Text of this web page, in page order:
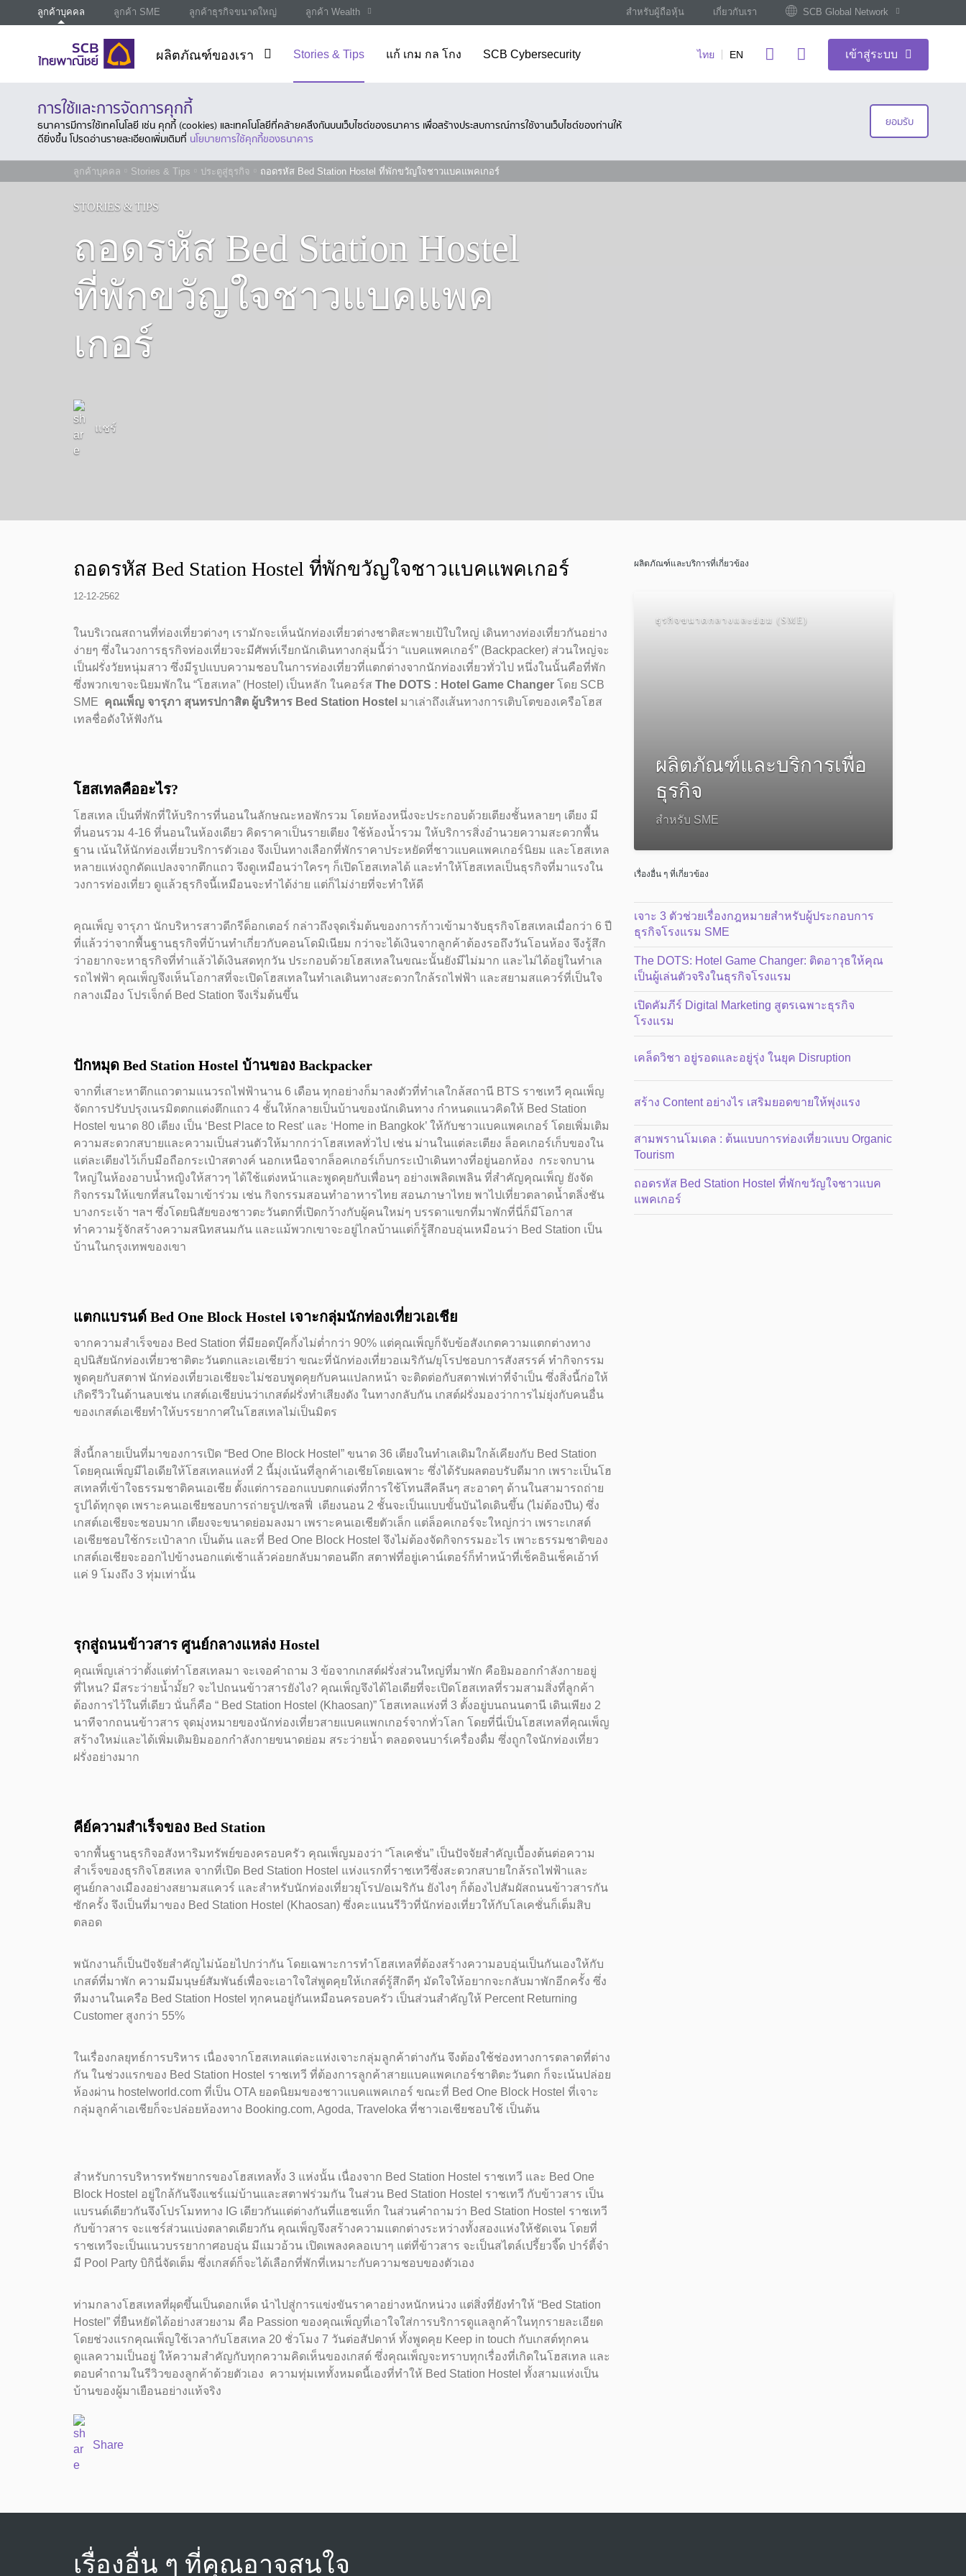
ลูกค้าบุคคล ลูกค้า SME ลูกค้าธุรกิจขนาดใหญ่ ลูกค้า Wealth สำหรับผู้ถือหุ้น เกี่ยวกับเรา SCB Global Network
ผลิตภัณฑ์ของเรา Stories & Tips แก้ เกม กล โกง SCB Cybersecurity ไทย EN เข้าสู่ระบบ
การใช้และการจัดการคุกกี้
ธนาคารมีการใช้เทคโนโลยี เช่น คุกกี้ (cookies) และเทคโนโลยีที่คล้ายคลึงกันบนเว็บไซต์ของธนาคาร เพื่อสร้างประสบการณ์การใช้งานเว็บไซต์ของท่านให้
ดียิ่งขึ้น โปรดอ่านรายละเอียดเพิ่มเติมที่ นโยบายการใช้คุกกี้ของธนาคาร
ยอมรับ
ลูกค้าบุคคล Stories & Tips ประตูสู่ธุรกิจ ถอดรหัส Bed Station Hostel ที่พักขวัญใจชาวแบคแพคเกอร์
STORIES & TIPS
ถอดรหัส Bed Station Hostel
ที่พักขวัญใจชาวแบคแพค
เกอร์
แชร์
ถอดรหัส Bed Station Hostel ที่พักขวัญใจชาวแบคแพคเกอร์
12-12-2562
ในบริเวณสถานที่ท่องเที่ยวต่างๆ เรามักจะเห็นนักท่องเที่ยวต่างชาติสะพายเป้ใบใหญ่ เดินทางท่องเที่ยวกันอย่าง
ง่ายๆ ซึ่งในวงการธุรกิจท่องเที่ยวจะมีศัพท์เรียกนักเดินทางกลุ่มนี้ว่า “แบคแพคเกอร์” (Backpacker) ส่วนใหญ่จะ
เป็นฝรั่งวัยหนุ่มสาว ซึ่งมีรูปแบบความชอบในการท่องเที่ยวที่แตกต่างจากนักท่องเที่ยวทั่วไป หนึ่งในนั้นคือที่พัก
ซึ่งพวกเขาจะนิยมพักใน “โฮสเทล” (Hostel) เป็นหลัก ในคอร์ส The DOTS : Hotel Game Changer โดย SCB
SME คุณเพ็ญ จารุภา สุนทรปกาสิต ผู้บริหาร Bed Station Hostel มาเล่าถึงเส้นทางการเติบโตของเครือโฮส
เทลชื่อดังให้ฟังกัน
โฮสเทลคืออะไร?
โฮสเทล เป็นที่พักที่ให้บริการที่นอนในลักษณะหอพักรวม โดยห้องหนึ่งจะประกอบด้วยเตียงชั้นหลายๆ เตียง มี
ที่นอนรวม 4-16 ที่นอนในห้องเดียว คิดราคาเป็นรายเตียง ใช้ห้องน้ำรวม ให้บริการสิ่งอำนวยความสะดวกพื้น
ฐาน เน้นให้นักท่องเที่ยวบริการตัวเอง จึงเป็นทางเลือกที่พักราคาประหยัดที่ชาวแบคแพคเกอร์นิยม และโฮสเทล
หลายแห่งถูกดัดแปลงจากตึกแถว จึงดูเหมือนว่าใครๆ ก็เปิดโฮสเทลได้ และทำให้โฮสเทลเป็นธุรกิจที่มาแรงใน
วงการท่องเที่ยว ดูแล้วธุรกิจนี้เหมือนจะทำได้ง่าย แต่ก็ไม่ง่ายที่จะทำให้ดี
คุณเพ็ญ จารุภา นักบริหารสาวดีกรีด็อกเตอร์ กล่าวถึงจุดเริ่มต้นของการก้าวเข้ามาจับธุรกิจโฮสเทลเมื่อกว่า 6 ปี
ที่แล้วว่าจากพื้นฐานธุรกิจที่บ้านทำเกี่ยวกับคอนโดมิเนียม กว่าจะได้เงินจากลูกค้าต้องรอถึงวันโอนห้อง จึงรู้สึก
ว่าอยากจะหาธุรกิจที่ทำแล้วได้เงินสดทุกวัน ประกอบด้วยโฮสเทลในขณะนั้นยังมีไม่มาก และไม่ได้อยู่ในทำเล
รถไฟฟ้า คุณเพ็ญจึงเห็นโอกาสที่จะเปิดโฮสเทลในทำเลเดินทางสะดวกใกล้รถไฟฟ้า และสยามสแควร์ที่เป็นใจ
กลางเมือง โปรเจ็กต์ Bed Station จึงเริ่มต้นขึ้น
ปักหมุด Bed Station Hostel บ้านของ Backpacker
จากที่เสาะหาตึกแถวตามแนวรถไฟฟ้านาน 6 เดือน ทุกอย่างก็มาลงตัวที่ทำเลใกล้สถานี BTS ราชเทวี คุณเพ็ญ
จัดการปรับปรุงเนรมิตตกแต่งตึกแถว 4 ชั้นให้กลายเป็นบ้านของนักเดินทาง กำหนดแนวคิดให้ Bed Station
Hostel ขนาด 80 เตียง เป็น ‘Best Place to Rest’ และ ‘Home in Bangkok’ ให้กับชาวแบคแพคเกอร์ โดยเพิ่มเติม
ความสะดวกสบายและความเป็นส่วนตัวให้มากกว่าโฮสเทลทั่วไป เช่น ม่านในแต่ละเตียง ล็อคเกอร์เก็บของใน
แต่ละเตียงไว้เก็บมือถือกระเป๋าสตางค์ นอกเหนือจากล็อคเกอร์เก็บกระเป๋าเดินทางที่อยู่นอกห้อง กระจกบาน
ใหญ่ในห้องอาบน้ำหญิงให้สาวๆ ได้ใช้แต่งหน้าและพูดคุยกับเพื่อนๆ อย่างเพลิดเพลิน ที่สำคัญคุณเพ็ญ ยังจัด
กิจกรรมให้แขกที่สนใจมาเข้าร่วม เช่น กิจกรรมสอนทำอาหารไทย สอนภาษาไทย พาไปเที่ยวตลาดน้ำตลิ่งชัน
บางกระเจ้า ฯลฯ ซึ่งโดยนิสัยของชาวตะวันตกที่เปิดกว้างกับผู้คนใหม่ๆ บรรดาแขกที่มาพักที่นี่ก็มีโอกาส
ทำความรู้จักสร้างความสนิทสนมกัน และแม้พวกเขาจะอยู่ไกลบ้านแต่ก็รู้สึกอบอุ่นเหมือนว่า Bed Station เป็น
บ้านในกรุงเทพของเขา
แตกแบรนด์ Bed One Block Hostel เจาะกลุ่มนักท่องเที่ยวเอเชีย
จากความสำเร็จของ Bed Station ที่มียอดบุ๊คกิ้งไม่ต่ำกว่า 90% แต่คุณเพ็ญก็จับข้อสังเกตความแตกต่างทาง
อุปนิสัยนักท่องเที่ยวชาติตะวันตกและเอเชียว่า ขณะที่นักท่องเที่ยวอเมริกัน/ยุโรปชอบการสังสรรค์ ทำกิจกรรม
พูดคุยกับสตาฟ นักท่องเที่ยวเอเชียจะไม่ชอบพูดคุยกับคนแปลกหน้า จะติดต่อกับสตาฟเท่าที่จำเป็น ซึ่งสิ่งนี้ก่อให้
เกิดรีวิวในด้านลบเช่น เกสต์เอเชียบ่นว่าเกสต์ฝรั่งทำเสียงดัง ในทางกลับกัน เกสต์ฝรั่งมองว่าการไม่ยุ่งกับคนอื่น
ของเกสต์เอเชียทำให้บรรยากาศในโฮสเทลไม่เป็นมิตร
สิ่งนี้กลายเป็นที่มาของการเปิด “Bed One Block Hostel” ขนาด 36 เตียงในทำเลเดิมใกล้เคียงกับ Bed Station
โดยคุณเพ็ญมีไอเดียให้โฮสเทลแห่งที่ 2 นี้มุ่งเน้นที่ลูกค้าเอเชียโดยเฉพาะ ซึ่งได้รับผลตอบรับดีมาก เพราะเป็นโฮ
สเทลที่เข้าใจธรรมชาติคนเอเชีย ตั้งแต่การออกแบบตกแต่งที่การใช้โทนสีคลีนๆ สะอาดๆ ด้านในสามารถถ่าย
รูปได้ทุกจุด เพราะคนเอเชียชอบการถ่ายรูป/เซลฟี่ เตียงนอน 2 ชั้นจะเป็นแบบขั้นบันไดเดินขึ้น (ไม่ต้องปีน) ซึ่ง
เกสต์เอเชียจะชอบมาก เตียงจะขนาดย่อมลงมา เพราะคนเอเชียตัวเล็ก แต่ล็อคเกอร์จะใหญ่กว่า เพราะเกสต์
เอเชียชอบใช้กระเป๋าลาก เป็นต้น และที่ Bed One Block Hostel จึงไม่ต้องจัดกิจกรรมอะไร เพาะธรรมชาติของ
เกสต์เอเชียจะออกไปข้างนอกแต่เช้าแล้วค่อยกลับมาตอนดึก สตาฟที่อยู่เคาน์เตอร์ก็ทำหน้าที่เช็คอินเช็คเอ้าท์
แค่ 9 โมงถึง 3 ทุ่มเท่านั้น
รุกสู่ถนนข้าวสาร ศูนย์กลางแหล่ง Hostel
คุณเพ็ญเล่าว่าตั้งแต่ทำโฮสเทลมา จะเจอคำถาม 3 ข้อจากเกสต์ฝรั่งส่วนใหญ่ที่มาพัก คือยิมออกกำลังกายอยู่
ที่ไหน? มีสระว่ายน้ำมั้ย? จะไปถนนข้าวสารยังไง? คุณเพ็ญจึงได้ไอเดียที่จะเปิดโฮสเทลที่รวมสามสิ่งที่ลูกค้า
ต้องการไว้ในที่เดียว นั่นก็คือ “ Bed Station Hostel (Khaosan)” โฮสเทลแห่งที่ 3 ตั้งอยู่บนถนนตานี เดินเพียง 2
นาทีจากถนนข้าวสาร จุดมุ่งหมายของนักท่องเที่ยวสายแบคแพกเกอร์จากทั่วโลก โดยที่นี่เป็นโฮสเทลที่คุณเพ็ญ
สร้างใหม่และได้เพิ่มเติมยิมออกกำลังกายขนาดย่อม สระว่ายน้ำ ตลอดจนบาร์เครื่องดื่ม ซึ่งถูกใจนักท่องเที่ยว
ฝรั่งอย่างมาก
คีย์ความสำเร็จของ Bed Station
จากพื้นฐานธุรกิจอสังหาริมทรัพย์ของครอบครัว คุณเพ็ญมองว่า “โลเคชั่น” เป็นปัจจัยสำคัญเบื้องต้นต่อความ
สำเร็จของธุรกิจโฮสเทล จากที่เปิด Bed Station Hostel แห่งแรกที่ราชเทวีซึ่งสะดวกสบายใกล้รถไฟฟ้าและ
ศูนย์กลางเมืองอย่างสยามสแควร์ และสำหรับนักท่องเที่ยวยุโรป/อเมริกัน ยังไงๆ ก็ต้องไปสัมผัสถนนข้าวสารกัน
ซักครั้ง จึงเป็นที่มาของ Bed Station Hostel (Khaosan) ซึ่งคะแนนรีวิวที่นักท่องเที่ยวให้กับโลเคชั่นก็เต็มสิบ
ตลอด
พนักงานก็เป็นปัจจัยสำคัญไม่น้อยไปกว่ากัน โดยเฉพาะการทำโฮสเทลที่ต้องสร้างความอบอุ่นเป็นกันเองให้กับ
เกสต์ที่มาพัก ความมีมนุษย์สัมพันธ์เพื่อจะเอาใจใส่พูดคุยให้เกสต์รู้สึกดีๆ มัดใจให้อยากจะกลับมาพักอีกครั้ง ซึ่ง
ทีมงานในเครือ Bed Station Hostel ทุกคนอยู่กันเหมือนครอบครัว เป็นส่วนสำคัญให้ Percent Returning
Customer สูงกว่า 55%
ในเรื่องกลยุทธ์การบริหาร เนื่องจากโฮสเทลแต่ละแห่งเจาะกลุ่มลูกค้าต่างกัน จึงต้องใช้ช่องทางการตลาดที่ต่าง
กัน ในช่วงแรกของ Bed Station Hostel ราชเทวี ที่ต้องการลูกค้าสายแบคแพคเกอร์ชาติตะวันตก ก็จะเน้นปล่อย
ห้องผ่าน hostelworld.com ที่เป็น OTA ยอดนิยมของชาวแบคแพคเกอร์ ขณะที่ Bed One Block Hostel ที่เจาะ
กลุ่มลูกค้าเอเชียก็จะปล่อยห้องทาง Booking.com, Agoda, Traveloka ที่ชาวเอเชียชอบใช้ เป็นต้น
สำหรับการบริหารทรัพยากรของโฮสเทลทั้ง 3 แห่งนั้น เนื่องจาก Bed Station Hostel ราชเทวี และ Bed One
Block Hostel อยู่ใกล้กันจึงแชร์แม่บ้านและสตาฟร่วมกัน ในส่วน Bed Station Hostel ราชเทวี กับข้าวสาร เป็น
แบรนด์เดียวกันจึงโปรโมททาง IG เดียวกันแต่ต่างกันที่แฮชแท็ก ในส่วนคำถามว่า Bed Station Hostel ราชเทวี
กับข้าวสาร จะแชร์ส่วนแบ่งตลาดเดียวกัน คุณเพ็ญจึงสร้างความแตกต่างระหว่างทั้งสองแห่งให้ชัดเจน โดยที่
ราชเทวีจะเป็นแนวบรรยากาศอบอุ่น มีแมวอ้วน เปิดเพลงคลอเบาๆ แต่ที่ข้าวสาร จะเป็นสไตล์เปรี้ยวจี๊ด ปาร์ตี้จ๋า
มี Pool Party บิกินี่จัดเต็ม ซึ่งเกสต์ก็จะได้เลือกที่พักที่เหมาะกับความชอบของตัวเอง
ท่ามกลางโฮสเทลที่ผุดขึ้นเป็นดอกเห็ด นำไปสู่การแข่งขันราคาอย่างหนักหน่วง แต่สิ่งที่ยังทำให้ “Bed Station
Hostel” ที่ยืนหยัดได้อย่างสวยงาม คือ Passion ของคุณเพ็ญที่เอาใจใส่การบริการดูแลลูกค้าในทุกรายละเอียด
โดยช่วงแรกคุณเพ็ญใช้เวลากับโฮสเทล 20 ชั่วโมง 7 วันต่อสัปดาห์ ทั้งพูดคุย Keep in touch กับเกสต์ทุกคน
ดูแลความเป็นอยู่ ให้ความสำคัญกับทุกความคิดเห็นของเกสต์ ซึ่งคุณเพ็ญจะทราบทุกเรื่องที่เกิดในโฮสเทล และ
ตอบคำถามในรีวิวของลูกค้าด้วยตัวเอง ความทุ่มเททั้งหมดนี้เองที่ทำให้ Bed Station Hostel ทั้งสามแห่งเป็น
บ้านของผู้มาเยือนอย่างแท้จริง
Share
ผลิตภัณฑ์และบริการที่เกี่ยวข้อง
ธุรกิจขนาดกลางและย่อม (SME)
ผลิตภัณฑ์และบริการเพื่อ
ธุรกิจ
สำหรับ SME
เรื่องอื่น ๆ ที่เกี่ยวข้อง
เจาะ 3 ตัวช่วยเรื่องกฎหมายสำหรับผู้ประกอบการ
ธุรกิจโรงแรม SME
The DOTS: Hotel Game Changer: ติดอาวุธให้คุณ
เป็นผู้เล่นตัวจริงในธุรกิจโรงแรม
เปิดคัมภีร์ Digital Marketing สูตรเฉพาะธุรกิจ
โรงแรม
เคล็ดวิชา อยู่รอดและอยู่รุ่ง ในยุค Disruption
สร้าง Content อย่างไร เสริมยอดขายให้พุ่งแรง
สามพรานโมเดล : ต้นแบบการท่องเที่ยวแบบ Organic
Tourism
ถอดรหัส Bed Station Hostel ที่พักขวัญใจชาวแบค
แพคเกอร์
เรื่องอื่น ๆ ที่คุณอาจสนใจ